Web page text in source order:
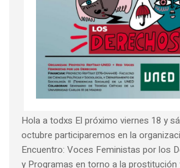
Hola a todxs El próximo viernes 18 y
octubre participaremos en la
Encuentro: Voces Feministas por los
y Programas en torno a la prostitución